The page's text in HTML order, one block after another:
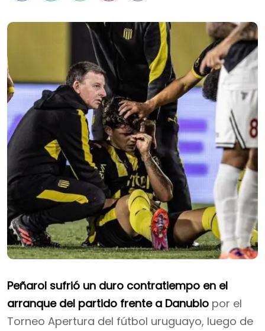
Peñarol sufrió un duro contratiempo en el
arranque del partido frente a Danubio por el
Torneo Apertura del fútbol uruguayo, luego de